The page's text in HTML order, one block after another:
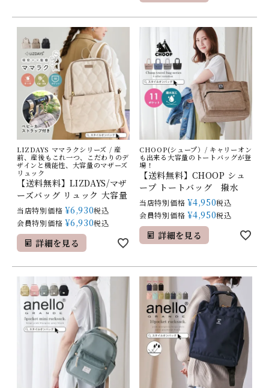
LIZDAYS ママラクシリーズ / 産
前、産後もこれ一つ、こだわりのデ
ザインと機能性、大容量のマザーズ
リュック
【送料無料】LIZDAYS/マザ
ーズバッグ リュック 大容量
当店特別価格 ¥6,930税込
会員特別価格 ¥6,930税込
詳細を見る
CHOOP(シュープ）/ キャリーオン
も出来る大容量のトートバッグが登
場！
【送料無料】CHOOP シュ
ープ トートバッグ 撥水
当店特別価格 ¥4,950税込
会員特別価格 ¥4,950税込
詳細を見る